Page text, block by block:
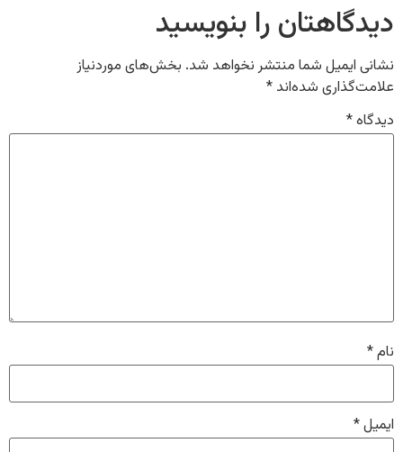
دیدگاهتان را بنویسید
نشانی ایمیل شما منتشر نخواهد شد. بخش‌های موردنیاز
علامت‌گذاری شده‌اند *
دیدگاه*
نام*
ایمیل*